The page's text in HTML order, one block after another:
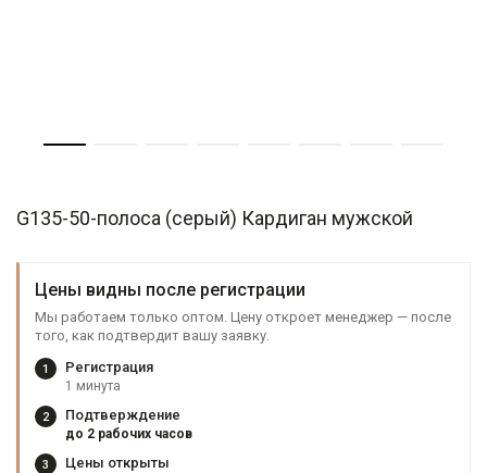
G135-50-полоса (серый) Кардиган мужской
Цены видны после регистрации
Мы работаем только оптом. Цену откроет менеджер — после
того, как подтвердит вашу заявку.
1 Регистрация
1 минута
2 Подтверждение
до 2 рабочих часов
3 Цены открыты